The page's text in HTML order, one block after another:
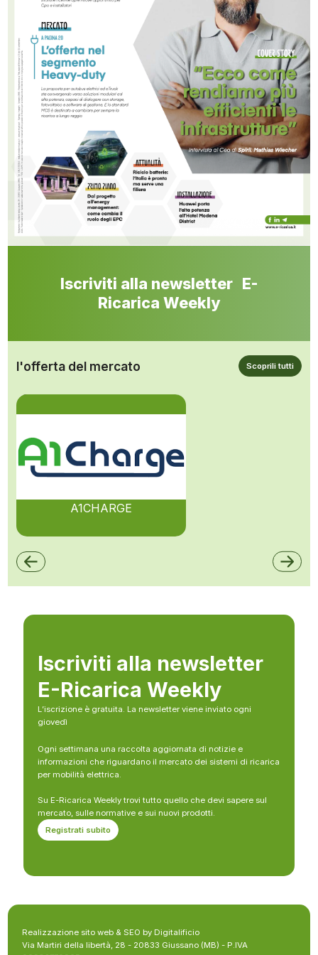
Iscriviti alla newsletter E-
Ricarica Weekly
l'offerta del mercato Scoprili tutti
A1CHARGE
Iscriviti alla newsletter
E-Ricarica Weekly
L’iscrizione è gratuita. La newsletter viene inviato ogni
giovedì
Ogni settimana una raccolta aggiornata di notizie e
informazioni che riguardano il mercato dei sistemi di ricarica
per mobilità elettrica.
Su E-Ricarica Weekly trovi tutto quello che devi sapere sul
mercato, sulle normative e sui nuovi prodotti.
Registrati subito
Realizzazione sito web & SEO by Digitalificio
Via Martiri della libertà, 28 - 20833 Giussano (MB) - P.IVA